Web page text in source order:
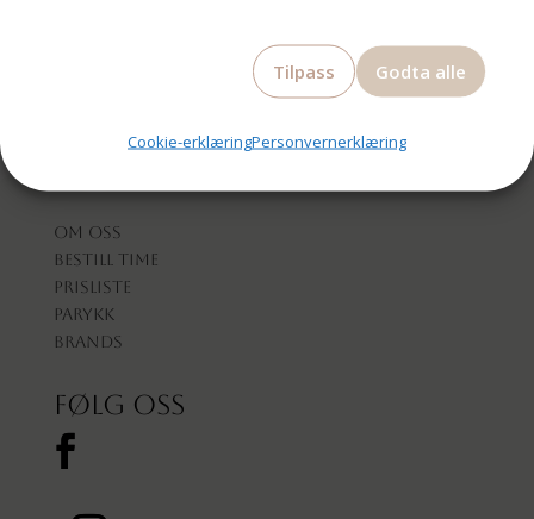
Godta alle
Tilpass
Cookie-erklæringPersonvernerklæring
Om oss
Bestill time
Prisliste
Parykk
Brands
Følg oss